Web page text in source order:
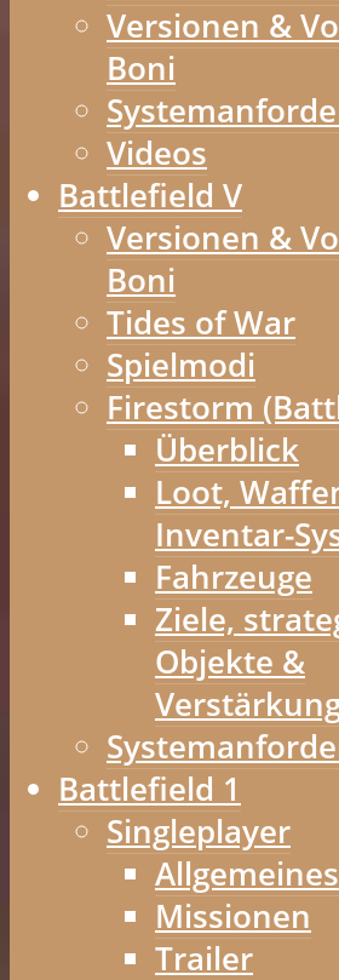
Versionen &
Boni
Videos
Battlefield V
Versionen &
Boni
Tides of War
Spielmodi
Firestorm
Überblick
Loot,
Inventar-
Fahrzeuge
Ziele,
Objekte &
Battlefield 1
Singleplayer
Allgemeines
Missionen
Trailer